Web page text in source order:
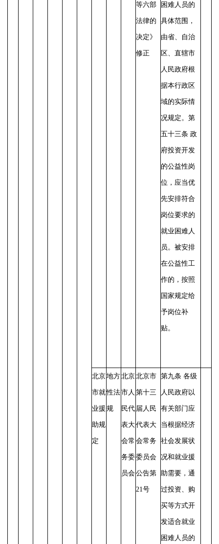
等六部
法律的
决定》
修正
困难人员的
具体范围，
由省、自治
区、直辖市
人民政府根
据本行政区
域的实际情
况规定。 第
五十三条 政
府投资开发
的公益性岗
位，应当优
先安排符合
岗位要求的
就业困难人
员。被安排
在公益性工
作的，按照
国家规定给
予岗位补
贴。
北京
市就
业援
助规
定
地方
性法
规
北京
市人
民代
表大
会常
务委
员会
北京市
第十三
届人民
代表大
会常务
委员会
公告第
21号
第九条 各级
人民政府以
有关部门应
当根据经济
社会发展状
况和就业援
助需要，通
过投资、购
买等方式开
发适合就业
困难人员的